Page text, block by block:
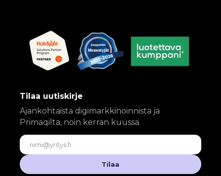
Tilaa uutiskirje
Ajankohtaista digimarkkinoinnista ja
Primaqilta, noin kerran kuussa.
Sähköposti
Tilaa